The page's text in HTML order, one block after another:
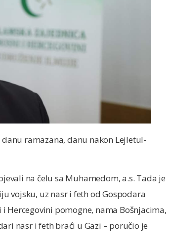
ramazana, danu nakon Lejletul-
na čelu sa Muhamedom, a.s. Tada je
vojsku, uz nasr i feth od Gospodara
Hercegovini pomogne, nama Bošnjacima,
nasr i feth braći u Gazi – poručio je